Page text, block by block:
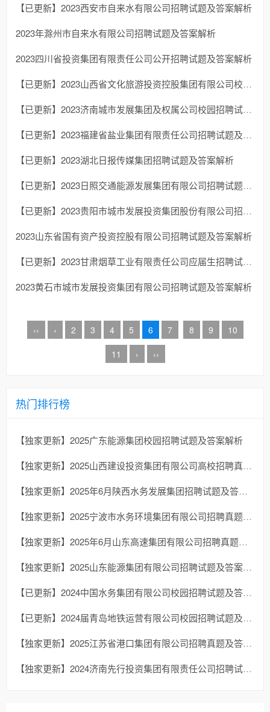
【已更新】2023西安市自来水有限公司招聘试题及答案解析
2023年滁州市自来水有限公司招聘试题及答案解析
2023四川省投资集团有限责任公司公开招聘试题及答案解析
【已更新】2023山西省文化旅游投资控股集团有限公司校园招聘试题及答案解析
【已更新】2023济南城市发展集团及权属公司校园招聘试题及答案解析
【已更新】2023福建省盐业集团有限责任公司招聘试题及答案解析（通用测试）
【已更新】2023湖北日报传媒集团招聘试题及答案解析
【已更新】2023日照交通能源发展集团有限公司招聘试题及答案解析
【已更新】2023贵阳市城市发展投资集团股份有限公司招聘试题及答案解析
2023山东省国有资产投资控股有限公司招聘试题及答案解析
【已更新】2023甘肃烟草工业有限责任公司应届生招聘试题及答案解析
2023黄石市城市发展投资集团有限公司招聘试题及答案解析
‹‹ ‹ 2 3 4 5 6 7 8 9
10
11
› ››
热门排行榜
【独家更新】2025广东能源集团校园招聘试题及答案解析
【独家更新】2025山西建设投资集团有限公司高校招聘真题及答案解析
【独家更新】2025年6月陕西水务发展集团招聘试题及答案解析
【独家更新】2025宁波市水务环境集团有限公司招聘真题及答案解析
【独家更新】2025年6月山东高速集团有限公司招聘真题及答案解析
【独家更新】2025山东能源集团有限公司招聘试题及答案解析
【已更新】2024中国水务集团有限公司校园招聘试题及答案解析
【已更新】2024届青岛地铁运营有限公司校园招聘试题及答案解析
【独家更新】2025江苏省港口集团有限公司招聘真题及答案解析
【独家更新】2024济南先行投资集团有限责任公司招聘试题及答案解析（综合基础知识）